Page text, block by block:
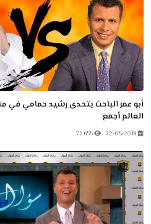
أبو عمر الباحث يتحدى رشيد حمامي في
العالم أجمع
22-05-2018
76.655